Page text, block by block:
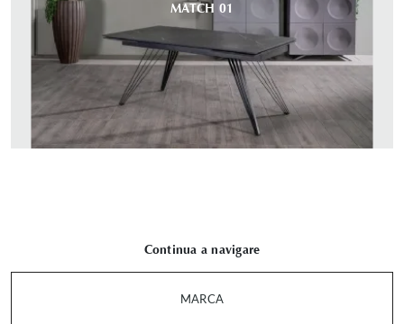
MATCH 01
Continua a navigare
MARCA